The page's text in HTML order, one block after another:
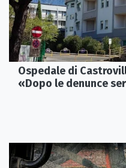
Ospedale di
«Dopo le denunce